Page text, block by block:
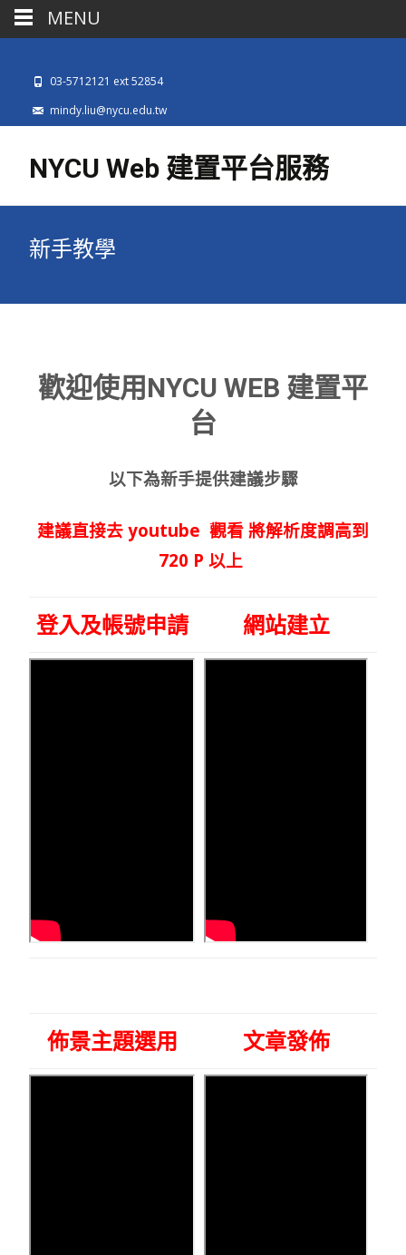
03-5712121 ext 52854
mindy.liu@nycu.edu.tw
NYCU Web 建置平台服務
新手教學
歡迎使用NYCU WEB 建置平
台
以下為新手提供建議步驟
建議直接去 youtube 觀看 將解析度調高到
720 P 以上
登入及帳號申請 網站建立
佈景主題選用 文章發佈
MENU